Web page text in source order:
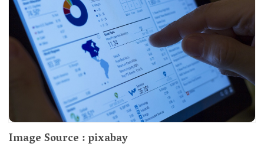
Image Source : pixabay